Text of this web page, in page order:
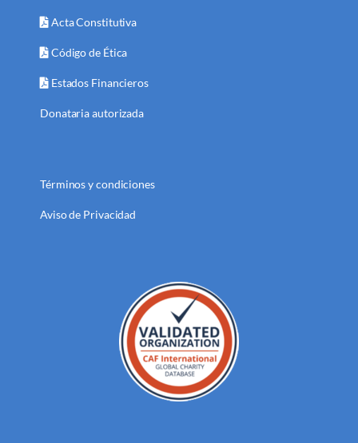
Acta Constitutiva
Código de Ética
Estados Financieros
Donataria autorizada
Términos y condiciones
Aviso de Privacidad